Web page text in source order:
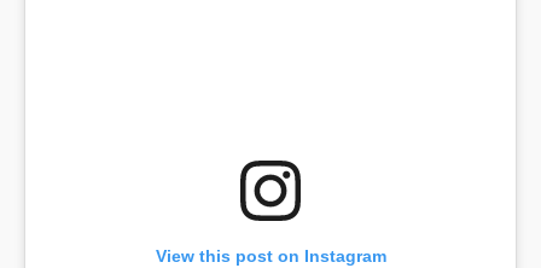
View this post on Instagram